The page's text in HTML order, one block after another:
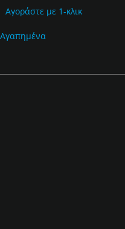
Αγοράστε με 1-κλικ